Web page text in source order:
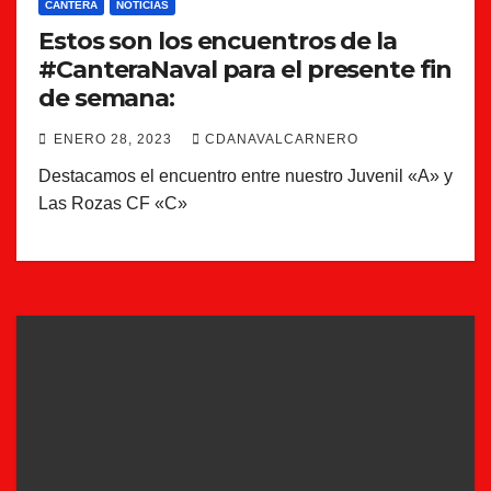
CANTERA NOTICIAS
Estos son los encuentros de la
#CanteraNaval para el presente fin
de semana:
ENERO 28, 2023 CDANAVALCARNERO
Destacamos el encuentro entre nuestro Juvenil «A» y
Las Rozas CF «C»